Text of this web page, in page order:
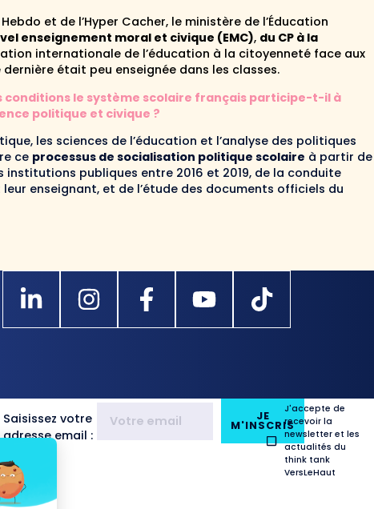
et de l’Hyper Cacher, le ministère de l’Éducation
enseignement moral et civique (EMC), du CP à la
internationale de l’éducation à la citoyenneté face aux
était peu enseignée dans les classes.
conditions le système scolaire français participe-t-il à
politique et civique ?
les sciences de l’éducation et l’analyse des politiques
ce processus de socialisation politique scolaire à partir de
institutions publiques entre 2016 et 2019, de la conduite
enseignant, et de l’étude des documents officiels du
Saisissez votre
adresse email :
JE
M'INSCRIS
J'accepte de
recevoir la
newsletter et les
actualités du
think tank
VersLeHaut